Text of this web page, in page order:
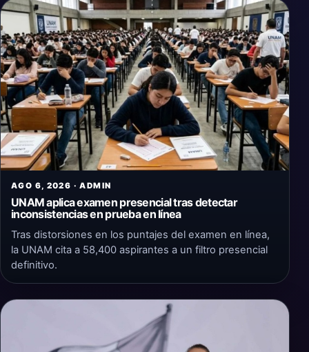
AGO 6, 2026 · ADMIN
UNAM aplica examen presencial tras detectar
inconsistencias en prueba en línea
Tras distorsiones en los puntajes del examen en línea,
la UNAM cita a 58,400 aspirantes a un filtro presencial
definitivo.